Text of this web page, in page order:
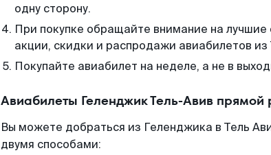
одну сторону.
При покупке обращайте внимание на
акции, скидки и распродажи авиабилетов из
Покупайте авиабилет на неделе, а не в
Авиабилеты Геленджик Тель-Авив
Вы можете добраться из Геленджика в Тель
двумя способами: